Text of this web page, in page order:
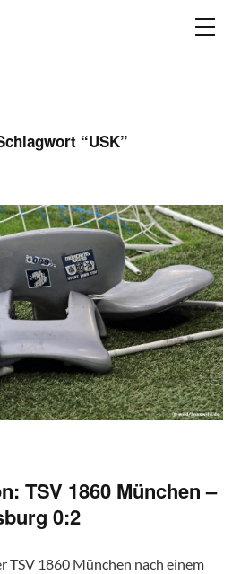
“USK”
TSV 1860 München –
0:2
TSV 1860 München nach einem